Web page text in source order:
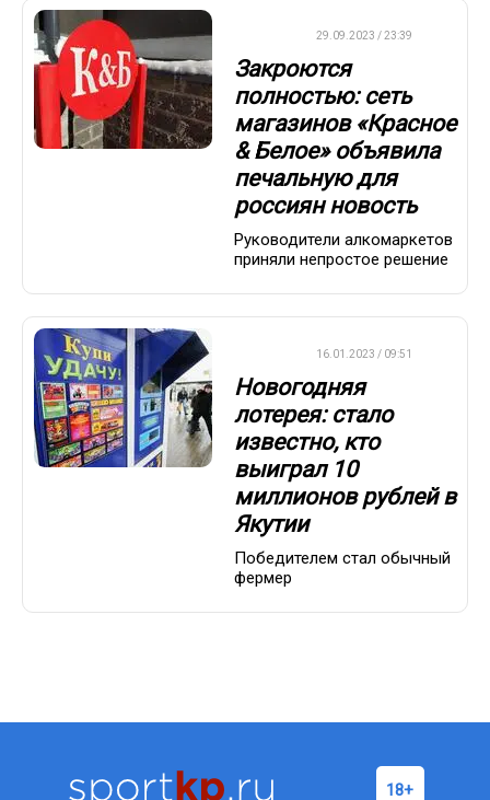
29.09.2023 / 23:39
Закроются
полностью: сеть
магазинов «Красное
& Белое» объявила
печальную для
россиян новость
Руководители алкомаркетов
приняли непростое решение
16.01.2023 / 09:51
Новогодняя
лотерея: стало
известно, кто
выиграл 10
миллионов рублей в
Якутии
Победителем стал обычный
фермер